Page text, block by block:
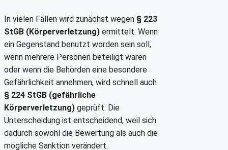
In vielen Fällen wird zunächst wegen § 223
StGB (Körperverletzung) ermittelt. Wenn
ein Gegenstand benutzt worden sein soll,
wenn mehrere Personen beteiligt waren
oder wenn die Behörden eine besondere
Gefährlichkeit annehmen, wird schnell auch
§ 224 StGB (gefährliche
Körperverletzung) geprüft. Die
Unterscheidung ist entscheidend, weil sich
dadurch sowohl die Bewertung als auch die
mögliche Sanktion verändert.